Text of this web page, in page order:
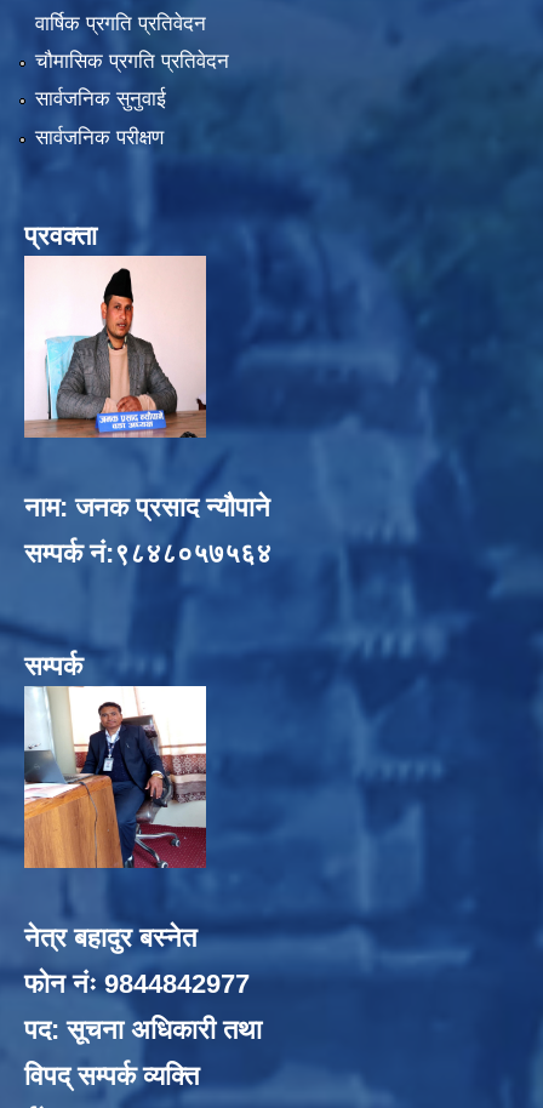
वार्षिक प्रगति प्रतिवेदन
चौमासिक प्रगति प्रतिवेदन
सार्वजनिक सुनुवाई
सार्वजनिक परीक्षण
प्रवक्ता
नाम: जनक प्रसाद न्यौपाने
सम्पर्क नं:९८४८०५७५६४
सम्पर्क
नेत्र बहादुर बस्नेत
फोन नंः 9844842977
पद: सूचना अधिकारी तथा
विपद् सम्पर्क व्यक्ति